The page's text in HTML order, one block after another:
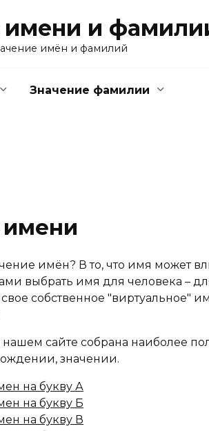
имени и
имён и фамилий
Значение фамилии
имён? В то, что имя может
выбрать имя для человека –
собственное "виртуальное"
сайте собрана наиболее
значении.
на букву А
на букву Б
на букву В